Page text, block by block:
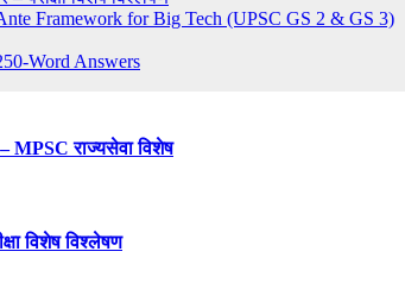
Framework for Big Tech (UPSC GS 2 & GS 3)
Word Answers
MPSC राज्यसेवा विशेष
विशेष विश्लेषण